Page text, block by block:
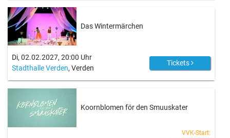
Das Wintermärchen
Di, 02.02.2027, 20:00 Uhr
Stadthalle Verden, Verden
Tickets
Koornblomen för den Smuuskater
VVK-Start: